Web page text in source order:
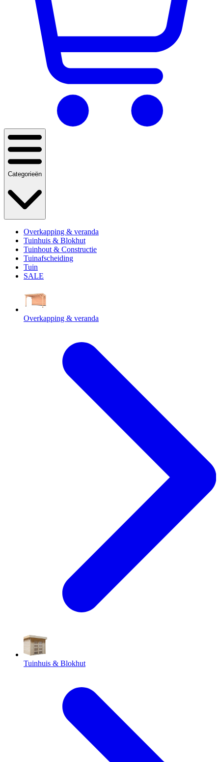
Categorieën
Overkapping & veranda
Tuinhuis & Blokhut
Tuinhout & Constructie
Tuinafscheiding
Tuin
SALE
Overkapping & veranda
Tuinhuis & Blokhut